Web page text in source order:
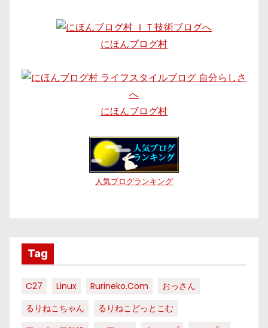
にほんブログ村
にほんブログ村
人気ブログランキング
Tag
C27 Linux Rurineko.com
おっさん
るりねこちゃん
るりねこどっとこむ